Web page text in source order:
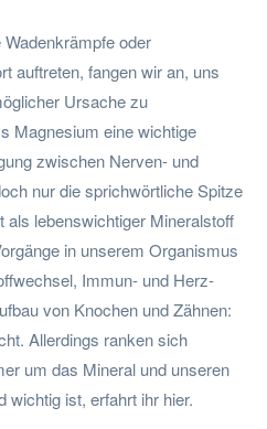
oder
auftreten, fangen wir an, uns
Ursache zu
Magnesium eine wichtige
zwischen Nerven- und
nur die sprichwörtliche Spitze
lebenswichtiger Mineralstoff
in unserem Organismus
Immun- und Herz-
von Knochen und Zähnen:
Allerdings ranken sich
um das Mineral und unseren
wichtig ist, erfahrt ihr hier.